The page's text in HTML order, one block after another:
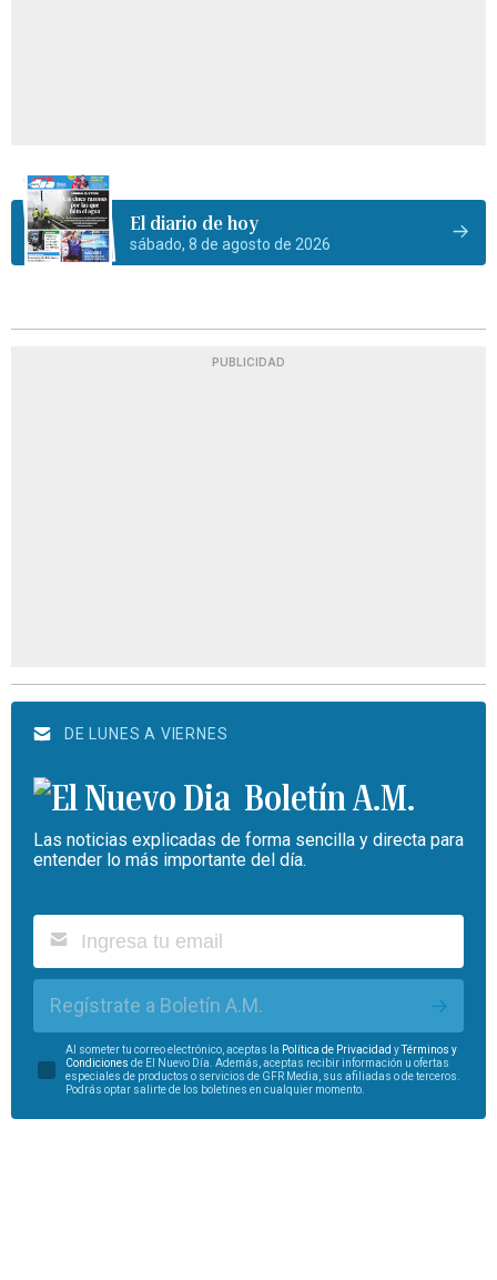
El diario de hoy
sábado, 8 de agosto de 2026
PUBLICIDAD
DE LUNES A VIERNES
Boletín A.M.
Las noticias explicadas de forma sencilla y directa para
entender lo más importante del día.
Regístrate a Boletín A.M.
Al someter tu correo electrónico, aceptas la Política de Privacidad yTérminos y
Condiciones de El Nuevo Día. Además, aceptas recibir información u ofertas
especiales de productos o servicios de GFR Media, sus afiliadas o de terceros.
Podrás optar salirte de los boletines en cualquier momento.